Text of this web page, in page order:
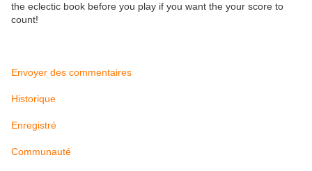
the eclectic book before you play if you want the your score to
count!
Envoyer des commentaires
Historique
Enregistré
Communauté